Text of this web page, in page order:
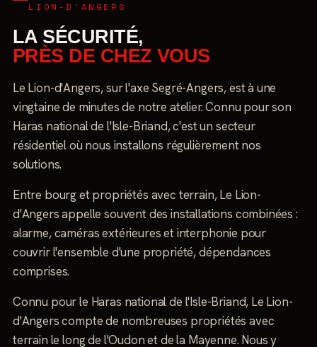
LION-D'ANGERS
LA SÉCURITÉ,
PRÈS DE CHEZ VOUS
Le Lion-d'Angers, sur l'axe Segré-Angers, est à une
vingtaine de minutes de notre atelier. Connu pour son
Haras national de l'Isle-Briand, c'est un secteur
résidentiel où nous installons régulièrement nos
solutions.
Entre bourg et propriétés avec terrain, Le Lion-
d'Angers appelle souvent des installations combinées :
alarme, caméras extérieures et interphonie pour
couvrir l'ensemble d'une propriété, dépendances
comprises.
Connu pour le Haras national de l'Isle-Briand, Le Lion-
d'Angers compte de nombreuses propriétés avec
terrain le long de l'Oudon et de la Mayenne. Nous y